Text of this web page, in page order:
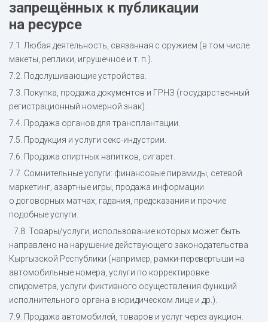
запрещённых к публикации
на ресурсе
7.1. Любая деятельность, связанная с оружием (в том числе
макеты, реплики, игрушечное и т. п.).
7.2. Подслушивающие устройства.
7.3. Покупка, продажа документов и ГРНЗ (государственный
регистрационный номерной знак).
7.4. Продажа органов для трансплантации.
7.5. Продукция и услуги секс-индустрии.
7.6. Продажа спиртных напитков, сигарет.
7.7. Сомнительные услуги: финансовые пирамиды, сетевой
маркетинг, азартные игры, продажа информации
о договорных матчах, гадания, предсказания и прочие
подобные услуги.
7.8. Товары/услуги, использование которых может быть
направлено на нарушение действующего законодательства
Кыргызской Республики (например, рамки-перевертыши на
автомобильные номера, услуги по корректировке
спидометра, услуги фиктивного осуществления функций
исполнительного органа в юридическом лице и др.).
7.9. Продажа автомобилей, товаров и услуг через аукцион.